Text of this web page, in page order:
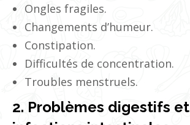
Ongles fragiles.
Changements d’humeur.
Constipation.
Difficultés de concentration.
Troubles menstruels.
2. Problèmes digestifs et